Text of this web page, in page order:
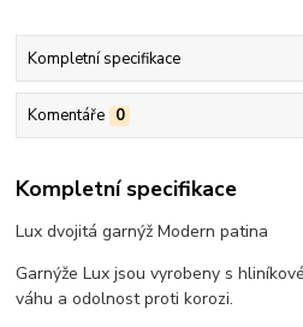
Kompletní specifikace
Komentáře 0
Kompletní specifikace
Lux dvojitá garnýž Modern patina
Garnýže Lux jsou vyrobeny s
váhu a odolnost proti korozi.